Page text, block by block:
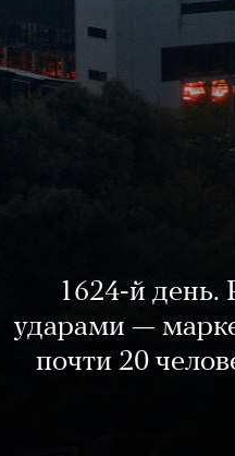
1624-й день.
ударами —
почти 20